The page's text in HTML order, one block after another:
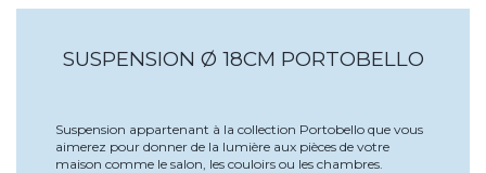
SUSPENSION Ø 18CM PORTOBELLO
Suspension appartenant à la collection Portobello que vous
aimerez pour donner de la lumière aux pièces de votre
maison comme le salon, les couloirs ou les chambres.